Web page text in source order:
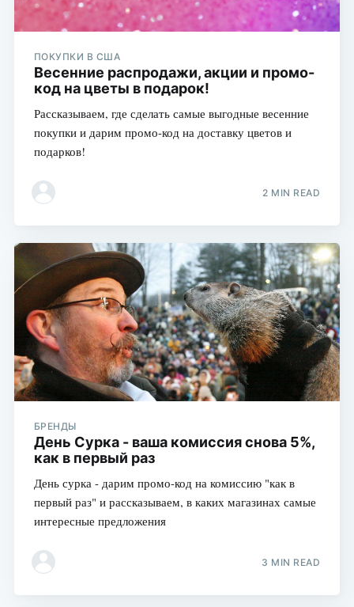
ПОКУПКИ В США
Весенние распродажи, акции и промо-
код на цветы в подарок!
Рассказываем, где сделать самые выгодные весенние
покупки и дарим промо-код на доставку цветов и
подарков!
2 MIN READ
БРЕНДЫ
День Сурка - ваша комиссия снова 5%,
как в первый раз
День сурка - дарим промо-код на комиссию "как в
первый раз" и рассказываем, в каких магазинах самые
интересные предложения
3 MIN READ